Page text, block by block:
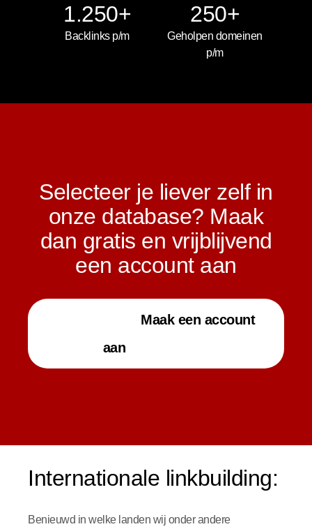
1.250+
Backlinks p/m
250+
Geholpen domeinen
p/m
Selecteer je liever zelf in
onze database? Maak
dan gratis en vrijblijvend
een account aan
Maak een account
aan
Internationale linkbuilding:
Benieuwd in welke landen wij onder andere